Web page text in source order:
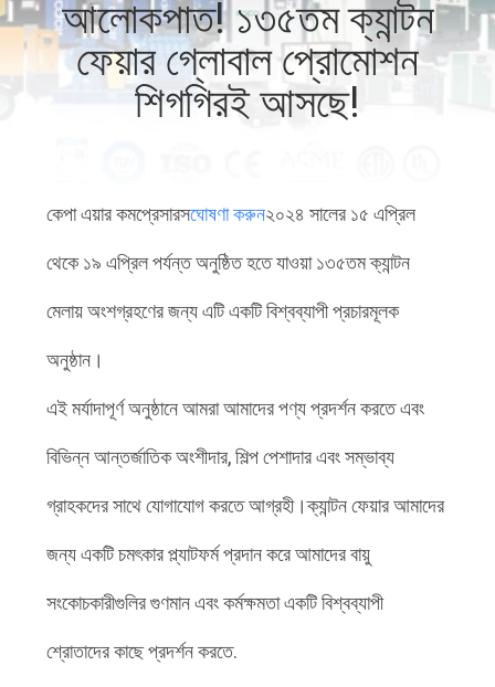
গুণমান
সাথে
PRIVACY
POLICY
আলোকপাত! ১৩৫তম ক্যান্টন
ফেয়ার গ্লোবাল প্রোমোশন
শিগগিরই আসছে!
কেপা এয়ার কমপ্রেসারসঘোষণা করুন২০২৪ সালের ১৫ এপ্রিল
থেকে ১৯ এপ্রিল পর্যন্ত অনুষ্ঠিত হতে যাওয়া ১৩৫তম ক্যান্টন
মেলায় অংশগ্রহণের জন্য এটি একটি বিশ্বব্যাপী প্রচারমূলক
অনুষ্ঠান।
এই মর্যাদাপূর্ণ অনুষ্ঠানে আমরা আমাদের পণ্য প্রদর্শন করতে এবং
বিভিন্ন আন্তর্জাতিক অংশীদার, শিল্প পেশাদার এবং সম্ভাব্য
গ্রাহকদের সাথে যোগাযোগ করতে আগ্রহী।ক্যান্টন ফেয়ার আমাদের
জন্য একটি চমৎকার প্ল্যাটফর্ম প্রদান করে আমাদের বায়ু
সংকোচকারীগুলির গুণমান এবং কর্মক্ষমতা একটি বিশ্বব্যাপী
শ্রোতাদের কাছে প্রদর্শন করতে.